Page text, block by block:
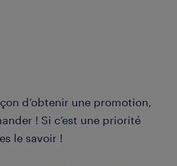
d’obtenir une promotion,
! Si c’est une priorité
le savoir !